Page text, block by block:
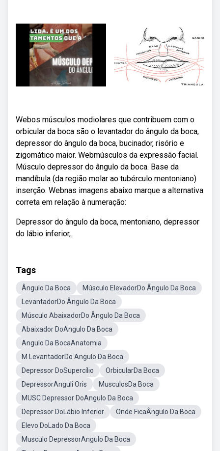
Webos músculos modiolares que contribuem com o
orbicular da boca são o levantador do ângulo da boca,
depressor do ângulo da boca, bucinador, risório e
zigomático maior. Webmúsculos da expressão facial.
Músculo depressor do ângulo da boca. Base da
mandíbula (da região molar ao tubérculo mentoniano)
inserção. Webnas imagens abaixo marque a alternativa
correta em relação à numeração:
Depressor do ângulo da boca, mentoniano, depressor
do lábio inferior,.
Tags
Ângulo Da Boca
Músculo ElevadorDo Ângulo Da Boca
LevantadorDo Ângulo Da Boca
Músculo AbaixadorDo Ângulo Da Boca
Abaixador DoAngulo Da Boca
Angulo Da BocaAnatomia
M LevantadorDo Angulo Da Boca
Depressor DoSupercílio
OrbicularDa Boca
DepressorAnguli Oris
MusculosDa Boca
MUSC Depressor DoAngulo Da Boca
Depressor DoLábio Inferior
Onde FicaÂngulo Da Boca
Elevo DoLado Da Boca
Musculo DepressorAngulo Da Boca